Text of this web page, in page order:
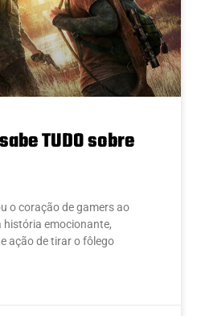
TUDO sobre
o coração de gamers ao
história emocionante,
ação de tirar o fôlego